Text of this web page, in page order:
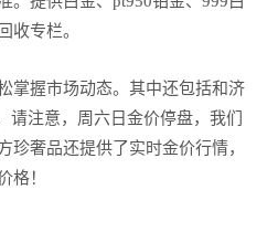
收专栏。
掌握市场动态。其中还包括和济
注意，周六日金价停盘，我们
奢品还提供了实时金价行情，
格！